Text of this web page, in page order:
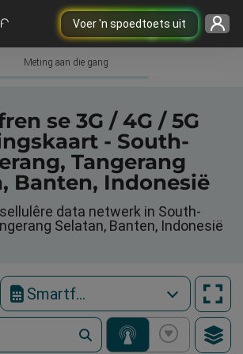
Voer 'n spoedtoets uit
Meting aan die gang
se 3G / 4G / 5G
- South-
Tangerang
Banten, Indonesië
data netwerk in South-
Selatan, Banten, Indonesië
Smartfren